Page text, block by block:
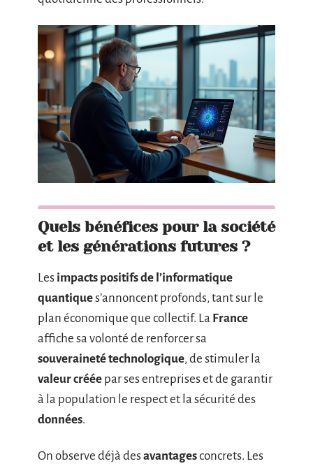
Quels bénéfices pour la société
et les générations futures ?
Les impacts positifs de l’informatique
quantiques’annoncent profonds, tant sur le
plan économique que collectif. La France
affiche sa volonté de renforcer sa
souveraineté technologique, de stimuler la
valeur créée par ses entreprises et de garantir
à la population le respect et la sécurité des
données.
On observe déjà desavantagesconcrets. Les